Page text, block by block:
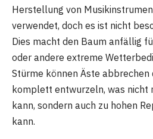
Herstellung von
verwendet, doch es ist nicht
Dies macht den Baum anfällig
oder andere extreme
Stürme können Äste abbrechen
komplett entwurzeln, was nicht
kann, sondern auch zu hohen
kann.